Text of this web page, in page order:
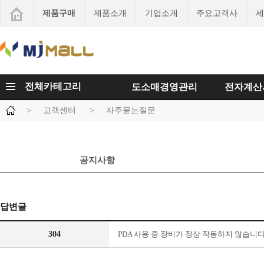
제품구매 제품소개 기업소개 주요고객사
전체카테고리 도소매경영관리 전자계
> 고객센터 > 자주묻는질문
공지사항
답변글
304 PDA 사용 중 장비가 정상 작동하지 않습니